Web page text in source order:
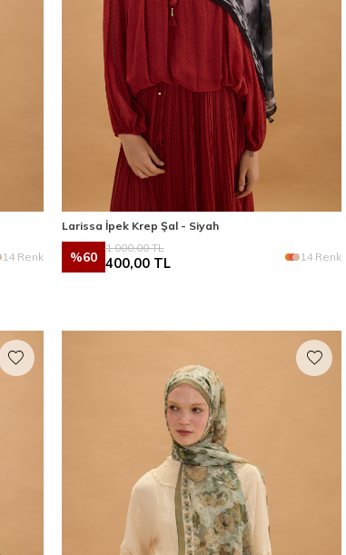
14 Renk
Larissa İpek Krep Şal - Siyah
%60
1.000,00TL
400,00TL 14 Renk